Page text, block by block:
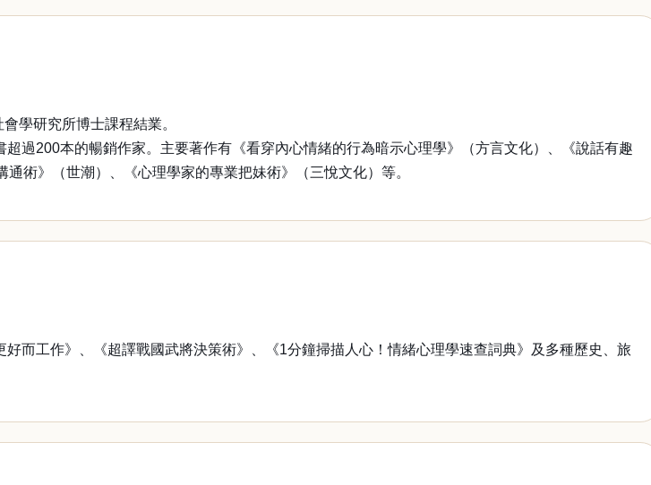
學研究所博士課程結業。
200本的暢銷作家。主要著作有《看穿內心情緒的行為暗示心理學》（方言文化）、《說話有趣
術》（世潮）、《心理學家的專業把妹術》（三悅文化）等。
工作》、《超譯戰國武將決策術》、《1分鐘掃描人心！情緒心理學速查詞典》及多種歷史、旅